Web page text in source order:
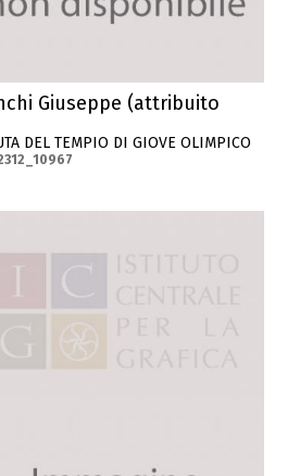
Giuseppe (attribuito
DEL TEMPIO DI GIOVE OLIMPICO